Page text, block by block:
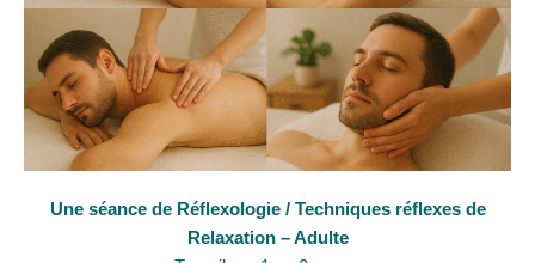
Une séance de Réflexologie / Techniques réflexes de
Relaxation – Adulte